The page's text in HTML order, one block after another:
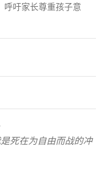
呼吁家长尊重孩子意
死在为自由而战的冲